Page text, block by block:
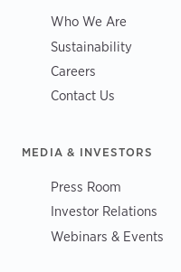
Who We Are
Sustainability
Careers
Contact Us
MEDIA & INVESTORS
Press Room
Investor Relations
Webinars & Events